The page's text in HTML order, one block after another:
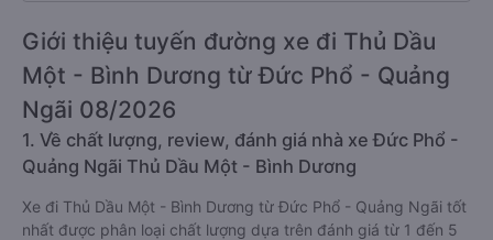
Giới thiệu tuyến đường xe đi Thủ Dầu
Một - Bình Dương từ Đức Phổ - Quảng
Ngãi 08/2026
1. Về chất lượng, review, đánh giá nhà xe Đức Phổ -
Quảng Ngãi Thủ Dầu Một - Bình Dương
Xe đi Thủ Dầu Một - Bình Dương từ Đức Phổ - Quảng Ngãi tốt
nhất được phân loại chất lượng dựa trên đánh giá từ 1 đến 5